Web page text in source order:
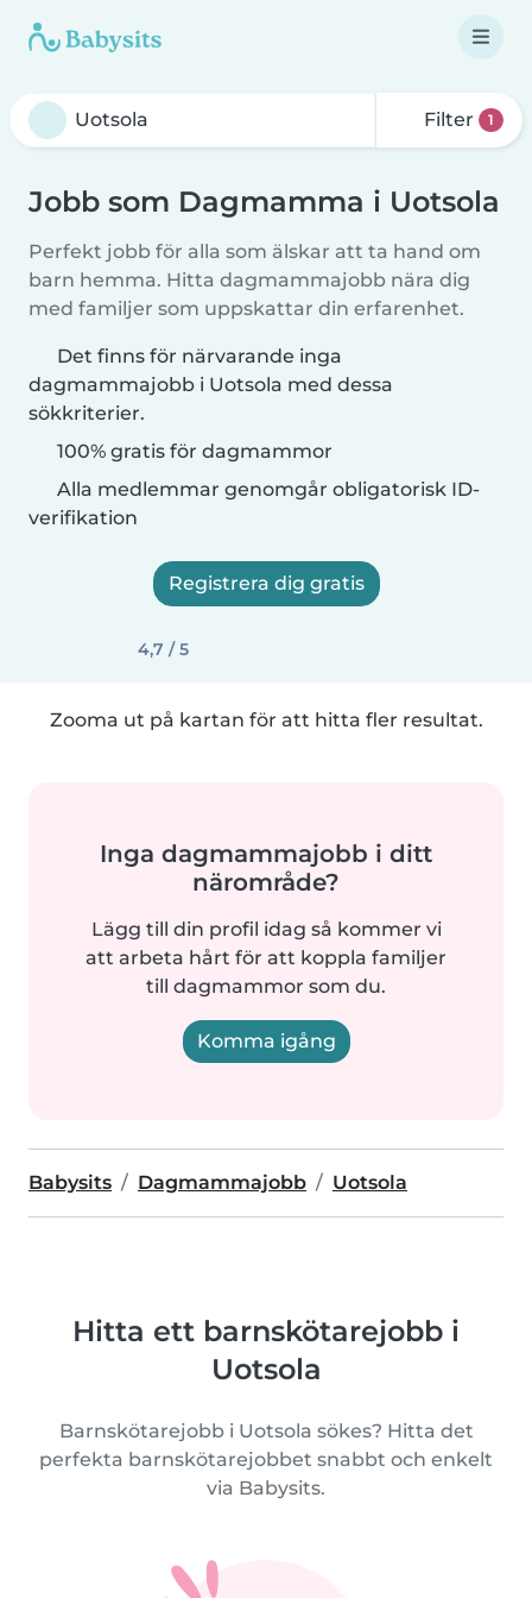
Filter 1
Jobb som Dagmamma i Uotsola
Perfekt jobb för alla som älskar att ta hand om
barn hemma. Hitta dagmammajobb nära dig
med familjer som uppskattar din erfarenhet.
Det finns för närvarande inga
dagmammajobb i Uotsola med dessa
sökkriterier.
100% gratis för dagmammor
Alla medlemmar genomgår obligatorisk ID-
verifikation
Registrera dig gratis
4,7 / 5
Zooma ut på kartan för att hitta fler resultat.
Inga dagmammajobb i ditt
närområde?
Lägg till din profil idag så kommer vi
att arbeta hårt för att koppla familjer
till dagmammor som du.
Komma igång
Babysits Dagmammajobb Uotsola
Hitta ett barnskötarejobb i
Uotsola
Barnskötarejobb i Uotsola sökes? Hitta det
perfekta barnskötarejobbet snabbt och enkelt
via Babysits.